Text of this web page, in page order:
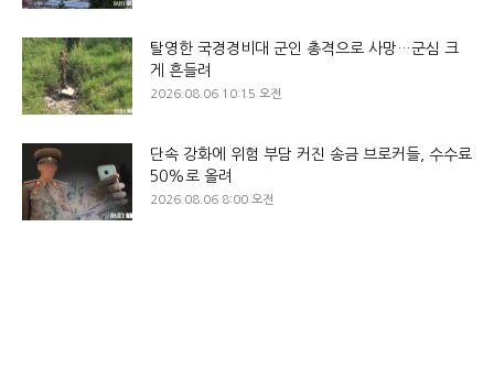
탈영한 국경경비대 군인 총격으로 사망…군심 크
게 흔들려
2026.08.06 10:15 오전
단속 강화에 위험 부담 커진 송금 브로커들, 수수료
50%로 올려
2026.08.06 8:00 오전